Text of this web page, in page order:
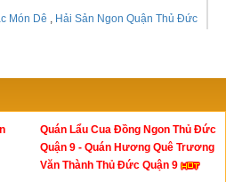
Món Dê Hải Sản Ngon Quận Thủ Đức
Quán Lẩu Cua Đồng Ngon Thủ Đức
Quận 9 - Quán Hương Quê Trương
Văn Thành Thủ Đức Quận 9